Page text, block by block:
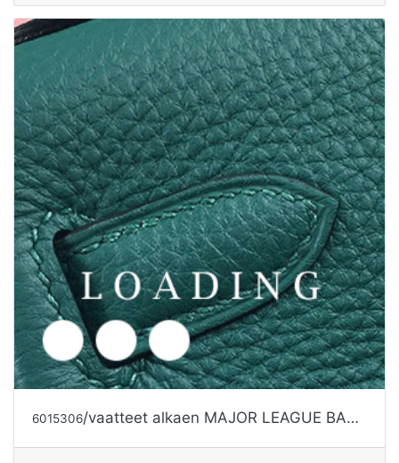
6015306/vaatteet alkaen MAJOR LEAGUE BASEBALL
Tarjouspyyntö